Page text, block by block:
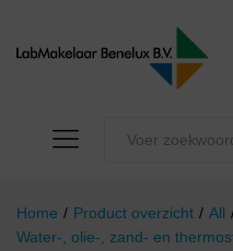
Home / Product overzicht / All
Water-, olie-, zand- en